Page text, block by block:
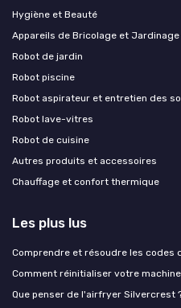
Hygiène et Beauté
Appareils de Bricolage et Jardinage
Robot de jardin
Robot piscine
Robot aspirateur et entretien des
Robot lave-vitres
Robot de cuisine
Autres produits et accessoires
Chauffage et confort thermique
Les plus lus
Comprendre et résoudre les codes
Comment réinitialiser votre
Que penser de l'airfryer Silvercrest